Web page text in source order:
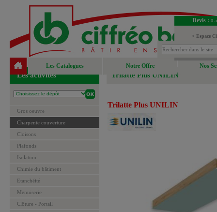
Devis : 0
> Espace
> Espace
Les Catalogues Notre Offre Nos
Les activités
Gros oeuvre
Charpente couverture
Cloisons
Plafonds
Isolation
Chimie du bâtiment
Etanchéité
Menuiserie
Clôture - Portail
Trilatte Plus UNILIN
Trilatte Plus UNILIN